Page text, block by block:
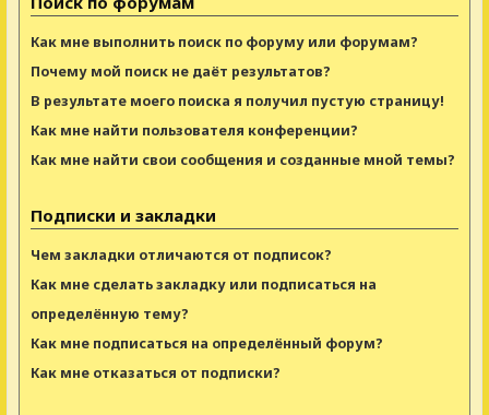
Как мне выполнить поиск по форуму или форумам?
Почему мой поиск не даёт результатов?
В результате моего поиска я получил пустую страницу!
Как мне найти пользователя конференции?
Как мне найти свои сообщения и созданные мной темы?
Подписки и закладки
Чем закладки отличаются от подписок?
Как мне сделать закладку или подписаться на
определённую тему?
Как мне подписаться на определённый форум?
Как мне отказаться от подписки?